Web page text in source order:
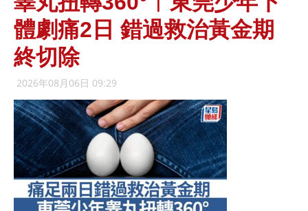
體劇痛2日 錯過救治黃金期
終切除
2026年08月06日 09:29